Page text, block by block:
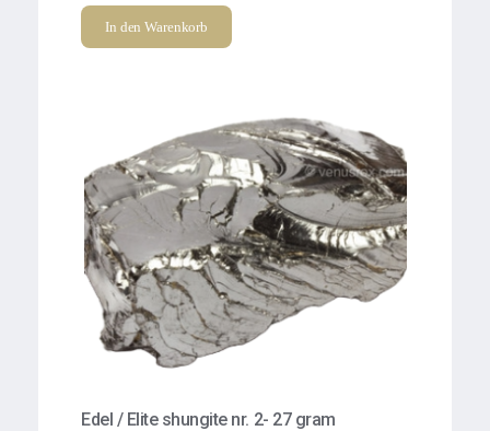
In den Warenkorb
Edel / Elite shungite nr. 2- 27 gram